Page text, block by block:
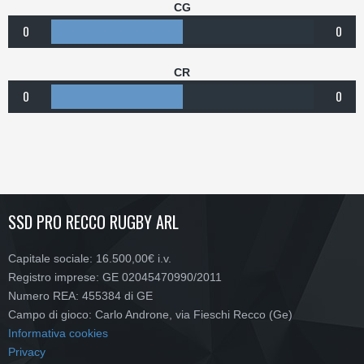
CG
0 0
CR
0 0
SSD PRO RECCO RUGBY ARL
Capitale sociale: 16.500,00€ i.v.
Registro imprese: GE 02045470990/2011
Numero REA: 455384 di GE
Campo di gioco: Carlo Androne, via Fieschi Recco (Ge)
Informativa cookies
Privacy